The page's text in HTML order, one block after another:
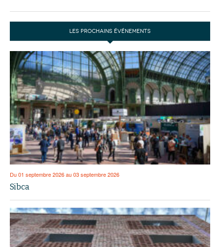
LES PROCHAINS ÉVÉNEMENTS
Du 01 septembre 2026 au 03 septembre 2026
Sibca